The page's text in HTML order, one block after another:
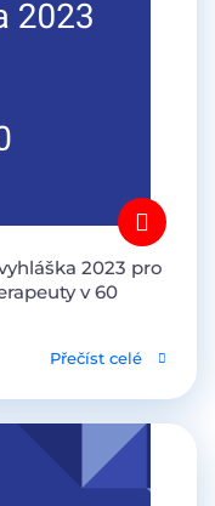
2023 pro
v 60
Přečíst celé